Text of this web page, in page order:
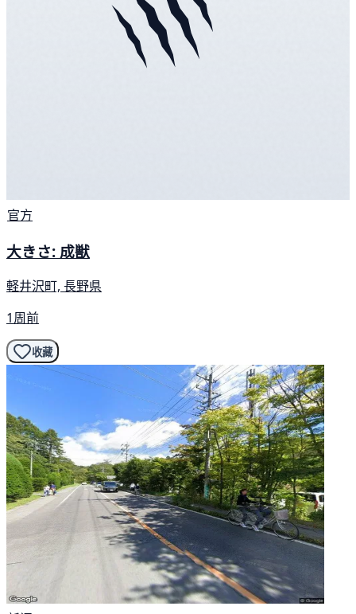
官方
大きさ: 成獣
軽井沢町, 長野県
1周前
收藏